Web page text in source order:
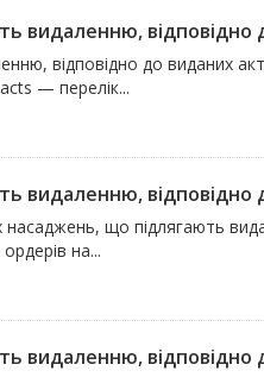
видаленню, відповідно
відповідно до виданих
— перелік...
видаленню, відповідно
що підлягають
на...
видаленню, відповідно